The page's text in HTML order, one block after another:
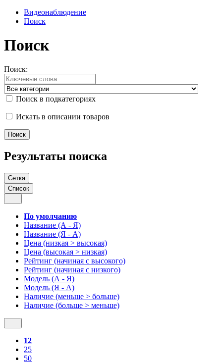
Видеонаблюдение
Поиск
Поиск
Поиск:
Поиск в подкатегориях
Искать в описании товаров
Результаты поиска
Сетка
Список
По умолчанию
Название (А - Я)
Название (Я - А)
Цена (низкая > высокая)
Цена (высокая > низкая)
Рейтинг (начиная с высокого)
Рейтинг (начиная с низкого)
Модель (А - Я)
Модель (Я - А)
Наличие (меньше > больше)
Наличие (больше > меньше)
12
25
50